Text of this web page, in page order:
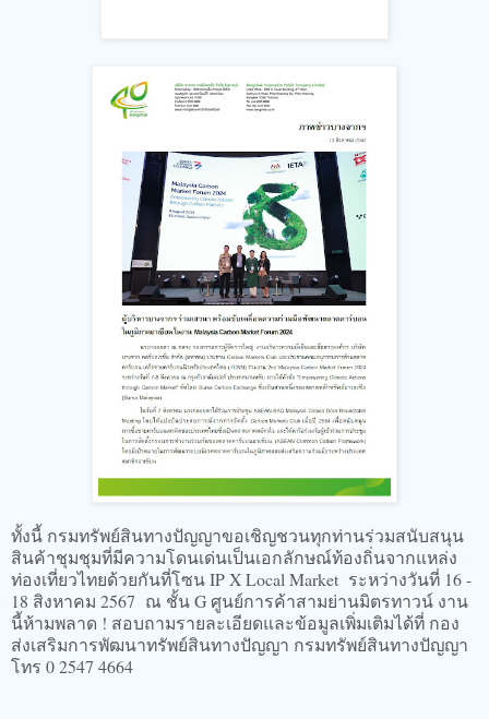
​​​ทั้งนี้ กรมทรัพย์สินทางปัญญาขอเชิญชวนทุกท่านร่วมสนับสนุน
สินค้าชุมชุมที่มีความโดนเด่นเป็นเอกลักษณ์ท้องถิ่นจากแหล่ง
ท่องเที่ยวไทยด้วยกันที่โซน IP X Local Market ระหว่างวันที่ 16 -
18 สิงหาคม 2567 ณ ชั้น G ศูนย์การค้าสามย่านมิตรทาวน์ งาน
นี้ห้ามพลาด ! สอบถามรายละเอียดและข้อมูลเพิ่มเติมได้ที่ กอง
ส่งเสริมการพัฒนาทรัพย์สินทางปัญญา กรมทรัพย์สินทางปัญญา
โทร 0 2547 4664